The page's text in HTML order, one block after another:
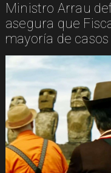
Ministro Arrau
asegura que
mayoría de casos